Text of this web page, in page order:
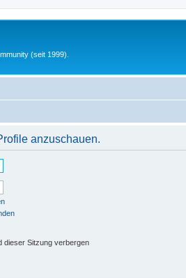
(seit 1999).
anzuschauen.
dieser Sitzung verbergen